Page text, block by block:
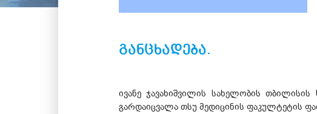
განცხადება.
ივანე ჯავახიშვილის სახელობის
გარდაიცვალა თსუ მედიცინის ფაკულტეტის